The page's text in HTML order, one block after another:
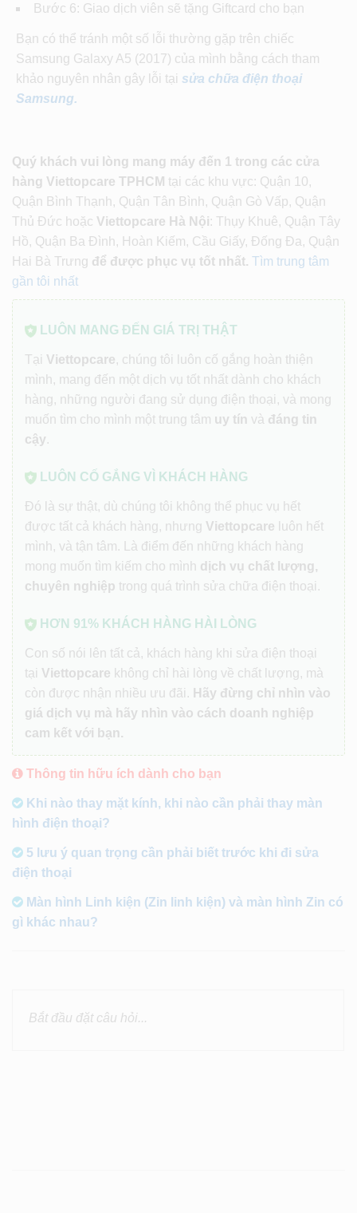
Bước 6: Giao dịch viên sẽ tặng Giftcard cho bạn
Bạn có thể tránh một số lỗi thường gặp trên chiếc
Samsung Galaxy A5 (2017) của mình bằng cách tham
khảo nguyên nhân gây lỗi tại sửa chữa điện thoại
Samsung.
Quý khách vui lòng mang máy đến 1 trong các cửa
hàng Viettopcare TPHCM tại các khu vực: Quận 10,
Quận Bình Thạnh, Quận Tân Bình, Quận Gò Vấp, Quận
Thủ Đức hoặc Viettopcare Hà Nội: Thụy Khuê, Quận Tây
Hồ, Quận Ba Đình, Hoàn Kiếm, Cầu Giấy, Đống Đa, Quận
Hai Bà Trưng để được phục vụ tốt nhất. Tìm trung tâm
gần tôi nhất
LUÔN MANG ĐẾN GIÁ TRỊ THẬT
Tại Viettopcare, chúng tôi luôn cố gắng hoàn thiện
mình, mang đến một dịch vụ tốt nhất dành cho khách
hàng, những người đang sử dụng điện thoại, và mong
muốn tìm cho mình một trung tâm uy tín và đáng tin
cậy.
LUÔN CỐ GẮNG VÌ KHÁCH HÀNG
Đó là sự thật, dù chúng tôi không thể phục vụ hết
được tất cả khách hàng, nhưng Viettopcare luôn hết
mình, và tận tâm. Là điểm đến những khách hàng
mong muốn tìm kiếm cho mình dịch vụ chất lượng,
chuyên nghiệp trong quá trình sửa chữa điện thoại.
HƠN 91% KHÁCH HÀNG HÀI LÒNG
Con số nói lên tất cả, khách hàng khi sửa điện thoại
tại Viettopcare không chỉ hài lòng về chất lượng, mà
còn được nhận nhiều ưu đãi. Hãy đừng chỉ nhìn vào
giá dịch vụ mà hãy nhìn vào cách doanh nghiệp
cam kết với bạn.
Thông tin hữu ích dành cho bạn
Khi nào thay mặt kính, khi nào cần phải thay màn
hình điện thoại?
5 lưu ý quan trọng cần phải biết trước khi đi sửa
điện thoại
Màn hình Linh kiện (Zin linh kiện) và màn hình Zin có
gì khác nhau?